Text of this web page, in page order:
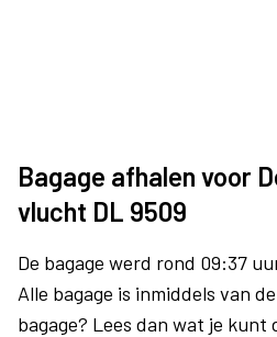
Bagage afhalen voor
vlucht DL 9509
De bagage werd rond 09:37
Alle bagage is inmiddels van
bagage? Lees dan wat je kunt